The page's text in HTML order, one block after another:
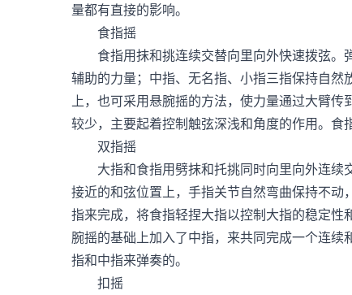
量都有直接的影响。
食指摇
食指用抹和挑连续交替向里向外快速拨弦。
辅助的力量；中指、无名指、小指三指保持自
上，也可采用悬腕摇的方法，使力量通过大臂
较少，主要起着控制触弦深浅和角度的作用。食
双指摇
大指和食指用劈抹和托挑同时向里向外连续
接近的和弦位置上，手指关节自然弯曲保持不
指来完成，将食指轻捏大指以控制大指的稳定
腕摇的基础上加入了中指，来共同完成一个连
指和中指来弹奏的。
扣摇